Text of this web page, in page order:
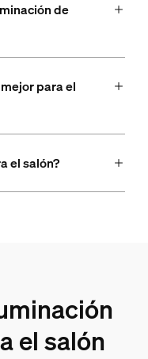
de
para el
el salón?
el salón